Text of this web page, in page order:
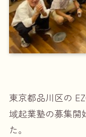
東京都品川区の
域起業塾の募集開
た。